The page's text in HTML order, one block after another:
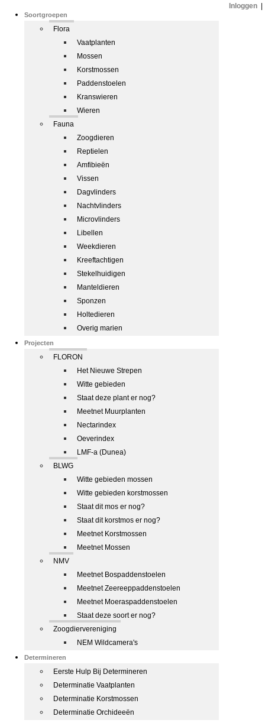
Soortgroepen
Flora
Vaatplanten
Mossen
Korstmossen
Paddenstoelen
Kranswieren
Wieren
Fauna
Zoogdieren
Reptielen
Amfibieën
Vissen
Dagvlinders
Nachtvlinders
Microvlinders
Libellen
Weekdieren
Kreeftachtigen
Stekelhuidigen
Manteldieren
Sponzen
Holtedieren
Overig marien
Projecten
FLORON
Het Nieuwe Strepen
Witte gebieden
Staat deze plant er nog?
Meetnet Muurplanten
Nectarindex
Oeverindex
LMF-a (Dunea)
BLWG
Witte gebieden mossen
Witte gebieden korstmossen
Staat dit mos er nog?
Staat dit korstmos er nog?
Meetnet Korstmossen
Meetnet Mossen
NMV
Meetnet Bospaddenstoelen
Meetnet Zeereeppaddenstoelen
Meetnet Moeraspaddenstoelen
Staat deze soort er nog?
Zoogdiervereniging
NEM Wildcamera's
Determineren
Eerste Hulp Bij Determineren
Determinatie Vaatplanten
Determinatie Korstmossen
Determinatie Orchideeën
Inloggen